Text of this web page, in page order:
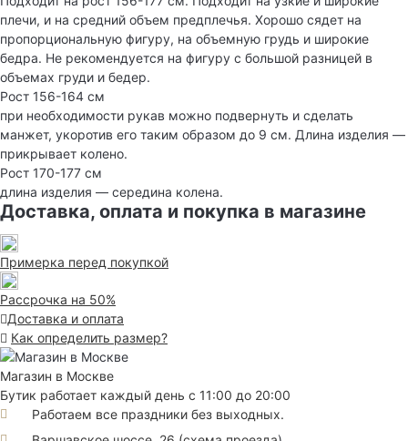
плечи, и на средний объем предплечья. Хорошо сядет на
пропорциональную фигуру, на объемную грудь и широкие
бедра. Не рекомендуется на фигуру с большой разницей в
объемах груди и бедер.
Рост 156-164 см
при необходимости рукав можно подвернуть и сделать
манжет, укоротив его таким образом до 9 см. Длина изделия —
прикрывает колено.
Рост 170-177 см
длина изделия — середина колена.
Доставка, оплата и покупка в магазине
Примерка перед покупкой
Рассрочка на 50%
Доставка и оплата
Как определить размер?
Магазин в Москве
Бутик работает каждый день с 11:00 до 20:00
Работаем все праздники без выходных.